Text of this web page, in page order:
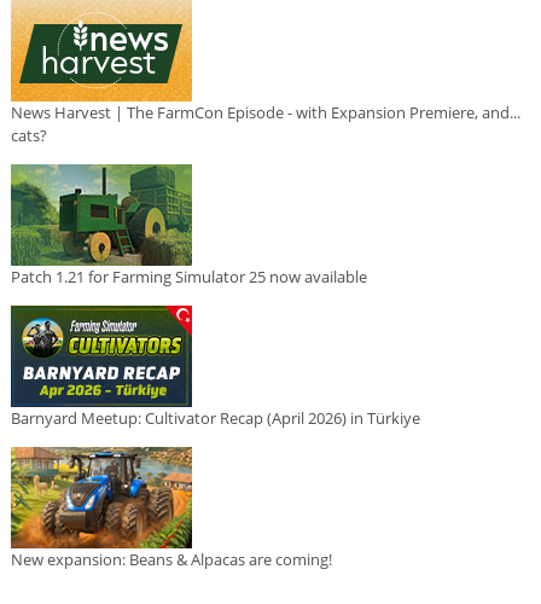
News Harvest | The FarmCon Episode - with Expansion Premiere, and...
cats?
Patch 1.21 for Farming Simulator 25 now available
Barnyard Meetup: Cultivator Recap (April 2026) in Türkiye
New expansion: Beans & Alpacas are coming!